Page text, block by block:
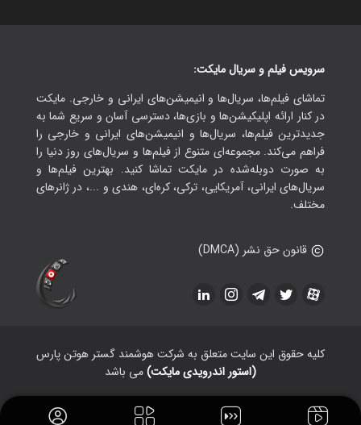
سرویس فیلم و سریال مایکت:
تماشای فیلم‌ها، سریال‌ها و انیمیشن‌های ایرانی و خارجی. مایکت
در کنار ارائه اپلیکیشن‌ها و بازی‌ها، دسترسی آسان و سریع شما به
جدیدترین فیلم‌ها، سریال‌ها و انیمیشن‌های ایرانی و خارجی را
فراهم می‌کند. مجموعه‌ای متنوع از فیلم‌ها و سریال‌های روز دنیا را
به صورت دوبله‌شده در مایکت تماشا کنید. بهترین فیلم‌ها و
سریال‌های ایرانی، آمریکایی، ترکی، کره‌ای، هندی و ...، در ژانرهای
مختلف.
قانون حق نشر (DMCA)
کلیه حقوق این سایت متعلق به شرکت هوشمند گستر هوتن پارس
(استور اندرویدی مایکت)می باشد